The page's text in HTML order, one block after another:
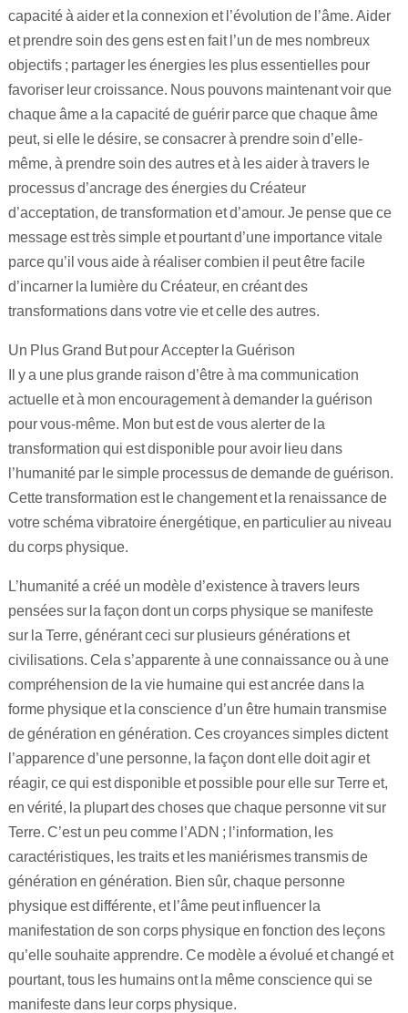
capacité à aider et la connexion et l’évolution de l’âme. Aider
et prendre soin des gens est en fait l’un de mes nombreux
objectifs ; partager les énergies les plus essentielles pour
favoriser leur croissance. Nous pouvons maintenant voir que
chaque âme a la capacité de guérir parce que chaque âme
peut, si elle le désire, se consacrer à prendre soin d’elle-
même, à prendre soin des autres et à les aider à travers le
processus d’ancrage des énergies du Créateur
d’acceptation, de transformation et d’amour. Je pense que ce
message est très simple et pourtant d’une importance vitale
parce qu’il vous aide à réaliser combien il peut être facile
d’incarner la lumière du Créateur, en créant des
transformations dans votre vie et celle des autres.
Un Plus Grand But pour Accepter la Guérison
Il y a une plus grande raison d’être à ma communication
actuelle et à mon encouragement à demander la guérison
pour vous-même. Mon but est de vous alerter de la
transformation qui est disponible pour avoir lieu dans
l’humanité par le simple processus de demande de guérison.
Cette transformation est le changement et la renaissance de
votre schéma vibratoire énergétique, en particulier au niveau
du corps physique.
L’humanité a créé un modèle d’existence à travers leurs
pensées sur la façon dont un corps physique se manifeste
sur la Terre, générant ceci sur plusieurs générations et
civilisations. Cela s’apparente à une connaissance ou à une
compréhension de la vie humaine qui est ancrée dans la
forme physique et la conscience d’un être humain transmise
de génération en génération. Ces croyances simples dictent
l’apparence d’une personne, la façon dont elle doit agir et
réagir, ce qui est disponible et possible pour elle sur Terre et,
en vérité, la plupart des choses que chaque personne vit sur
Terre. C’est un peu comme l’ADN ; l’information, les
caractéristiques, les traits et les maniérismes transmis de
génération en génération. Bien sûr, chaque personne
physique est différente, et l’âme peut influencer la
manifestation de son corps physique en fonction des leçons
qu’elle souhaite apprendre. Ce modèle a évolué et changé et
pourtant, tous les humains ont la même conscience qui se
manifeste dans leur corps physique.